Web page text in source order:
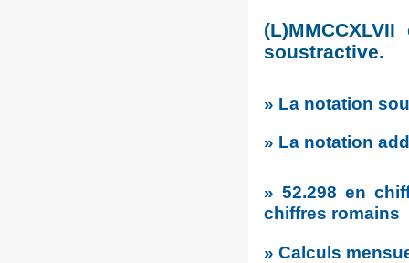
soustractive.
» La notation
» La notation
» 52.298 en
chiffres romains
» Calculs